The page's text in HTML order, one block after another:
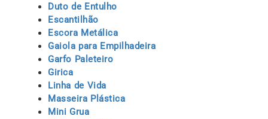
Duto de Entulho
Escantilhão
Escora Metálica
Gaiola para Empilhadeira
Garfo Paleteiro
Girica
Linha de Vida
Masseira Plástica
Mini Grua